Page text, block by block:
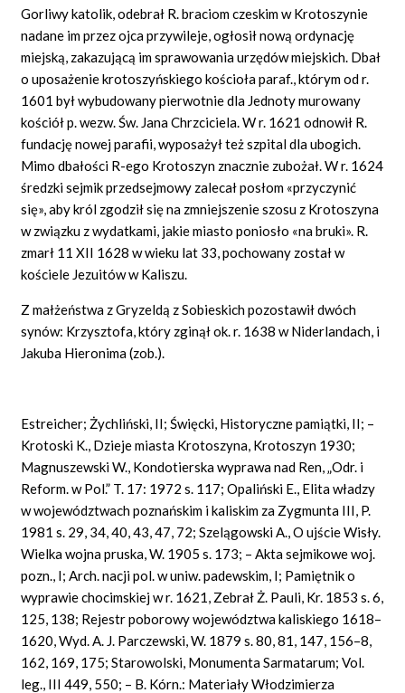
Gorliwy katolik, odebrał R. braciom czeskim w Krotoszynie
nadane im przez ojca przywileje, ogłosił nową ordynację
miejską, zakazującą im sprawowania urzędów miejskich. Dbał
o uposażenie krotoszyńskiego kościoła paraf., którym od r.
1601 był wybudowany pierwotnie dla Jednoty murowany
kościół p. wezw. Św. Jana Chrzciciela. W r. 1621 odnowił R.
fundację nowej parafii, wyposażył też szpital dla ubogich.
Mimo dbałości R-ego Krotoszyn znacznie zubożał. W r. 1624
średzki sejmik przedsejmowy zalecał posłom «przyczynić
się», aby król zgodził się na zmniejszenie szosu z Krotoszyna
w związku z wydatkami, jakie miasto poniosło «na bruki». R.
zmarł 11 XII 1628 w wieku lat 33, pochowany został w
kościele Jezuitów w Kaliszu.
Z małżeństwa z Gryzeldą z Sobieskich pozostawił dwóch
synów: Krzysztofa, który zginął ok. r. 1638 w Niderlandach, i
Jakuba Hieronima (zob.).
Estreicher; Żychliński, II; Święcki, Historyczne pamiątki, II; –
Krotoski K., Dzieje miasta Krotoszyna, Krotoszyn 1930;
Magnuszewski W., Kondotierska wyprawa nad Ren, „Odr. i
Reform. w Pol.” T. 17: 1972 s. 117; Opaliński E., Elita władzy
w województwach poznańskim i kaliskim za Zygmunta III, P.
1981 s. 29, 34, 40, 43, 47, 72; Szelągowski A., O ujście Wisły.
Wielka wojna pruska, W. 1905 s. 173; – Akta sejmikowe woj.
pozn., I; Arch. nacji pol. w uniw. padewskim, I; Pamiętnik o
wyprawie chocimskiej w r. 1621, Zebrał Ż. Pauli, Kr. 1853 s. 6,
125, 138; Rejestr poborowy województwa kaliskiego 1618–
1620, Wyd. A. J. Parczewski, W. 1879 s. 80, 81, 147, 156–8,
162, 169, 175; Starowolski, Monumenta Sarmatarum; Vol.
leg., III 449, 550; – B. Kórn.: Materiały Włodzimierza